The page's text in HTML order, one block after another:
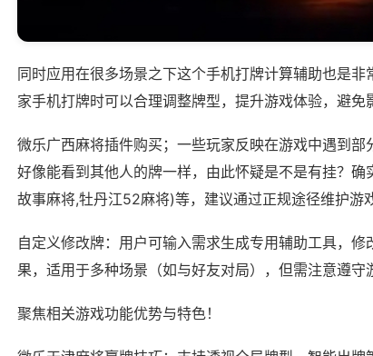
同时应用在很多场景之下这个手机打牌计算辅助也是
家手机打牌时可以合理调整牌型，提升游戏体验，避免
微乐广西麻将插件购买；一些玩家反映在游戏中遇到
好像能看到其他人的牌一样，由此怀疑是不是有挂？
故事麻将,牡丹江52麻将)等，建议通过正规途径维护游
自定义修改牌：用户可输入需求生成专用辅助工具，
果，适用于多种场景（如与好友对局），但需注意遵守
聚焦相关游戏功能优势与特色！